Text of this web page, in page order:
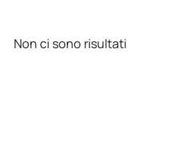
Non ci sono risultati